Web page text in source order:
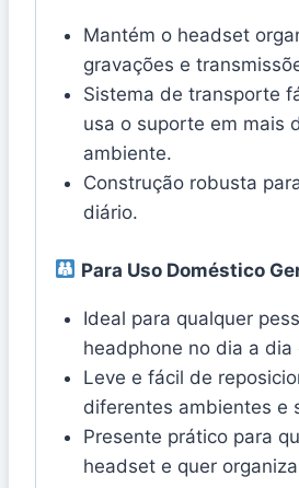
Mantém o headset
gravações e
Sistema de transporte
usa o suporte em mais
ambiente.
Construção robusta
diário.
Para Uso Doméstico
Ideal para qualquer
headphone no dia a dia
Leve e fácil de
diferentes ambientes e
Presente prático para
headset e quer